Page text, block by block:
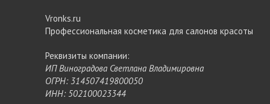
Vronks.ru
Профессиональная косметика для салонов красоты
Реквизиты компании:
ИП Виноградова Светлана Владимировна
ОГРН: 314507419800050
ИНН: 502100023344